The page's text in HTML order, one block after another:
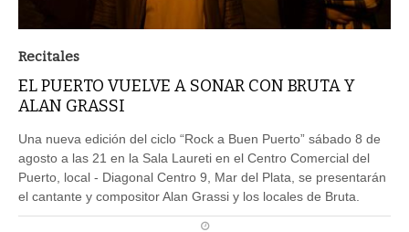
Recitales
EL PUERTO VUELVE A SONAR CON BRUTA Y
ALAN GRASSI
Una nueva edición del ciclo “Rock a Buen Puerto” sábado 8 de
agosto a las 21 en la Sala Laureti en el Centro Comercial del
Puerto, local - Diagonal Centro 9, Mar del Plata, se presentarán
el cantante y compositor Alan Grassi y los locales de Bruta.